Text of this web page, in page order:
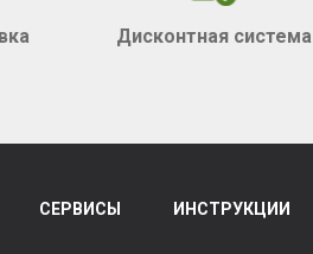
Дисконтная система
СЕРВИСЫ ИНСТРУКЦИИ